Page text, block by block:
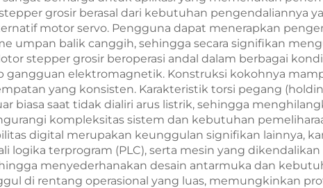
grosir berasal dari kebutuhan pengendaliannya
motor servo. Pengguna dapat menerapkan
umpan balik canggih, sehingga secara signifikan
stepper grosir beroperasi andal dalam berbagai
gangguan elektromagnetik. Konstruksi kokohnya
yang konsisten. Karakteristik torsi pegang
biasa saat tidak dialiri arus listrik, sehingga
kompleksitas sistem dan kebutuhan
digital merupakan keunggulan signifikan lainnya,
terprogram (PLC), serta mesin yang dikendalikan
menyederhanakan desain antarmuka dan
di rentang operasional yang luas, memungkinkan